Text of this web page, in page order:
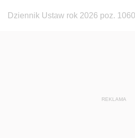
Dziennik Ustaw rok 2026 poz. 1060
REKLAMA